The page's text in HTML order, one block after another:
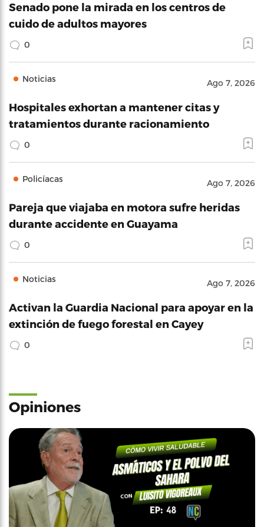
Senado pone la mirada en los centros de
cuido de adultos mayores
0
Noticias Ago 7, 2026
Hospitales exhortan a mantener citas y
tratamientos durante racionamiento
0
Policíacas Ago 7, 2026
Pareja que viajaba en motora sufre heridas
durante accidente en Guayama
0
Noticias Ago 7, 2026
Activan la Guardia Nacional para apoyar en la
extinción de fuego forestal en Cayey
0
Opiniones